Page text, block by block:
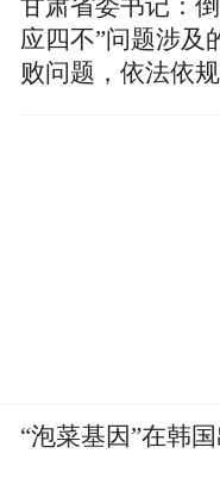
甘肃省委书记：
应四不”问题涉及
败问题，依法依
“泡菜基因”在韩